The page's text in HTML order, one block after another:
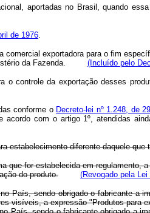
aportadas no Brasil, quando
de 1976.
comercial exportadora para o fim
da Fazenda. (Incluído pelo
o controle da exportação desses
conforme o Decreto-lei nº 1.248, de
com o artigo 1º, atendidas
estabelecimento diferente daquele
for estabelecida em
do produto.
(Revogado pela Lei
País, sendo obrigado o fabricante a
visíveis, a expressão "Produtos para